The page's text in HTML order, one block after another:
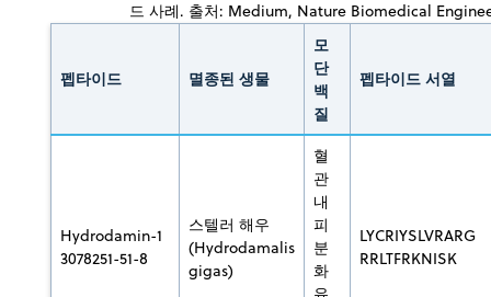
드 사례. 출처: Medium, Nature Biomedical
펩타이드 멸종된 생물
모
단
백
질
펩타이드 서열
Hydrodamin-1
3078251-51-8
스텔러 해우
(Hydrodamalis
gigas)
혈
관
내
피
분
화
LYCRIYSLVRARG
RRLTFRKNISK